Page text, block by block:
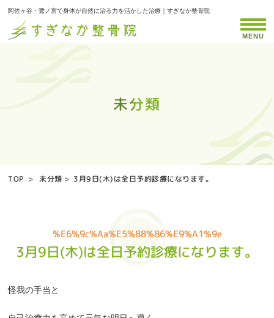
阿佐ヶ谷・鷺ノ宮で身体が自然に治る力を活かした治療｜すぎなか整骨院
未分類
未分類
未分類
未分類
未分類
未分類
未分類
未分類
未分類
未分類
未分類
未分類
未分類
未分類
未分類
未分類
未分類
未分類
未分類
未分類
未分類
未分類
未分類
未分類
未分類
未分類
MENU
TOP > 未分類 > 3月9日(木)は全日予約診療になります。
%e6%9c%aa%e5%88%86%e9%a1%9e
3月9日(木)は全日予約診療になります。
怪我の手当と